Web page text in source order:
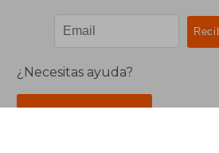
¿Necesitas ayuda?